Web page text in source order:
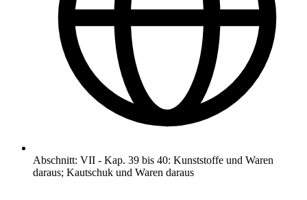
Abschnitt: VII - Kap. 39 bis 40: Kunststoffe und Waren
daraus; Kautschuk und Waren daraus